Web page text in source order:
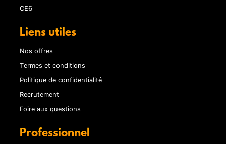
CE6
Liens utiles
Nos offres
Termes et conditions
Politique de confidentialité
Recrutement
Foire aux questions
Professionnel